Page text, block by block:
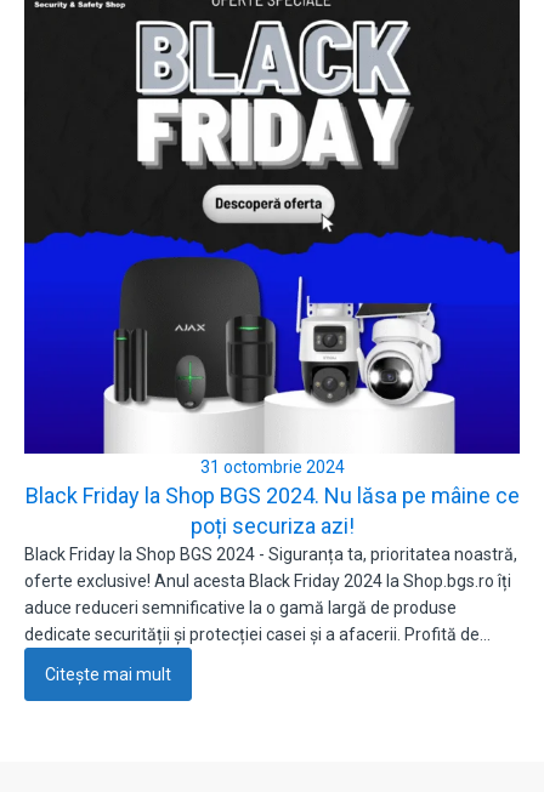
31 octombrie 2024
Black Friday la Shop BGS 2024. Nu lăsa pe mâine ce
poți securiza azi!
Black Friday la Shop BGS 2024 - Siguranța ta, prioritatea noastră,
oferte exclusive! Anul acesta Black Friday 2024 la Shop.bgs.ro îți
aduce reduceri semnificative la o gamă largă de produse
dedicate securității și protecției casei și a afacerii. Profită de…
Citește mai mult